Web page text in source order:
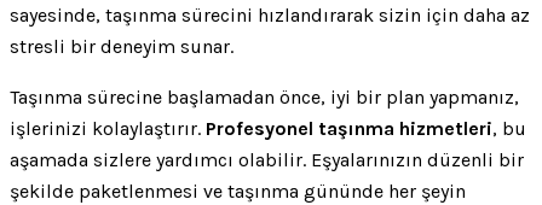
sayesinde, taşınma sürecini hızlandırarak sizin için daha az
stresli bir deneyim sunar.
Taşınma sürecine başlamadan önce, iyi bir plan yapmanız,
işlerinizi kolaylaştırır. Profesyonel taşınma hizmetleri, bu
aşamada sizlere yardımcı olabilir. Eşyalarınızın düzenli bir
şekilde paketlenmesi ve taşınma gününde her şeyin